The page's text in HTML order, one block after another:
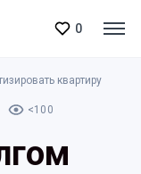
0
квартиру
<100